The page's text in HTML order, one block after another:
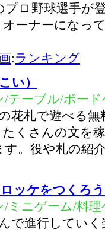
プロ野球選手が
ーナーになっ
:ランキング
い）
/テーブル/ボー
花札で遊べる
くさんの文を
。役や札の紹
ッケをつくろ
/ミニゲーム/料
で進行してい